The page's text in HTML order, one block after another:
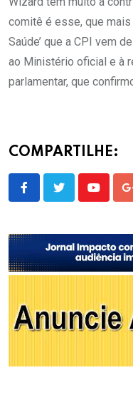
comitê é esse, que
Saúde’ que a CPI vem
ao Ministério oficial e à
parlamentar, que
COMPARTILHE:
Youtube